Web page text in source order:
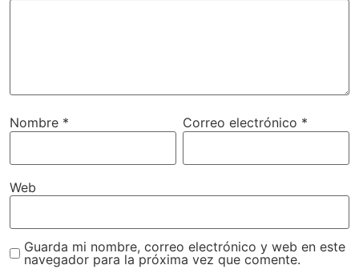
Nombre * Correo electrónico *
Web
Guarda mi nombre, correo electrónico y web en este
navegador para la próxima vez que comente.